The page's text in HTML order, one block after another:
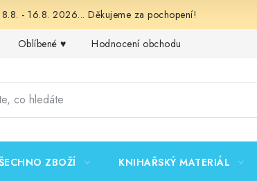
- 16.8. 2026... Děkujeme za pochopení!
Oblíbené ♥️ Hodnocení obchodu
ZBOŽÍ KNIHAŘSKÝ MATERIÁL